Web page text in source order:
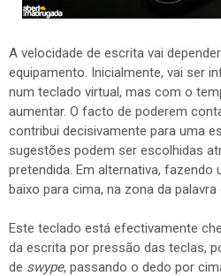
A velocidade de escrita vai
equipamento. Inicialmente, vai ser
num teclado virtual, mas com o
aumentar. O facto de poderem
contribui decisivamente para uma
sugestões podem ser escolhidas
pretendida. Em alternativa, fazendo
baixo para cima, na zona da
Este teclado está efectivamente
da escrita por pressão das teclas,
de swype, passando o dedo por